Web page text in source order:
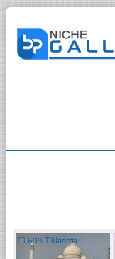
☐ 699 Tıklanma